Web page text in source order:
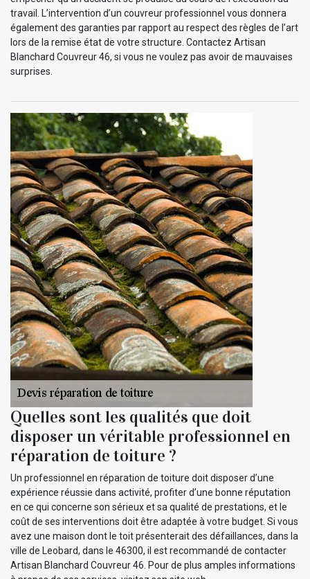
travail. L’intervention d’un couvreur professionnel vous donnera
également des garanties par rapport au respect des règles de l’art
lors de la remise état de votre structure. Contactez Artisan
Blanchard Couvreur 46, si vous ne voulez pas avoir de mauvaises
surprises.
Quelles sont les qualités que doit
disposer un véritable professionnel en
réparation de toiture ?
Un professionnel en réparation de toiture doit disposer d’une
expérience réussie dans activité, profiter d’une bonne réputation
en ce qui concerne son sérieux et sa qualité de prestations, et le
coût de ses interventions doit être adaptée à votre budget. Si vous
avez une maison dont le toit présenterait des défaillances, dans la
ville de Leobard, dans le 46300, il est recommandé de contacter
Artisan Blanchard Couvreur 46. Pour de plus amples informations